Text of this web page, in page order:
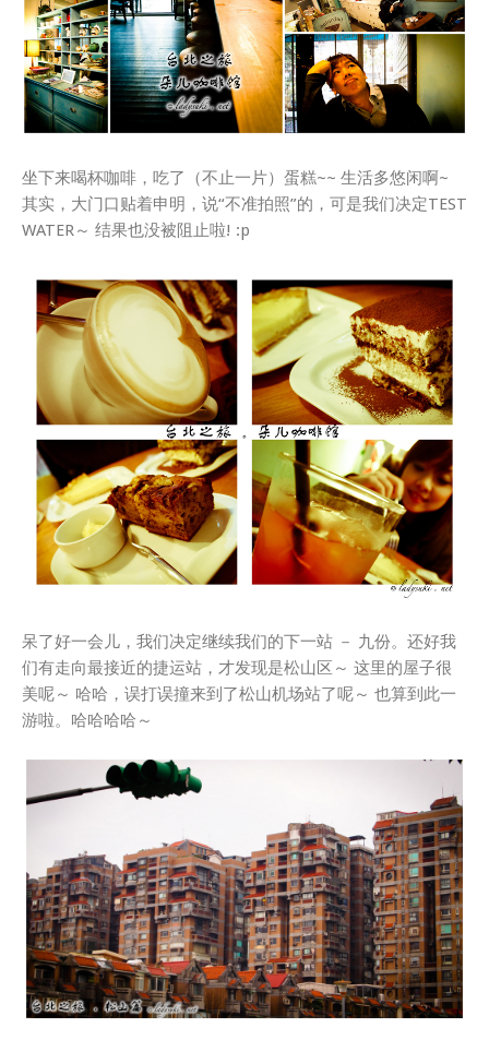
坐下来喝杯咖啡，吃了（不止一片）蛋糕~~ 生活多悠闲啊~
其实，大门口贴着申明，说“不准拍照”的，可是我们决定TEST
WATER～ 结果也没被阻止啦! :p
呆了好一会儿，我们决定继续我们的下一站 － 九份。还好我
们有走向最接近的捷运站，才发现是松山区～ 这里的屋子很
美呢～ 哈哈，误打误撞来到了松山机场站了呢～ 也算到此一
游啦。哈哈哈哈～